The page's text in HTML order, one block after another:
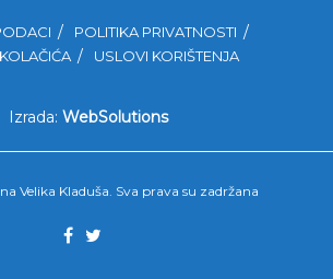
POLITIKA PRIVATNOSTI
USLOVI KORIŠTENJA
Izrada: WebSolutions
Velika Kladuša. Sva prava su zadržana